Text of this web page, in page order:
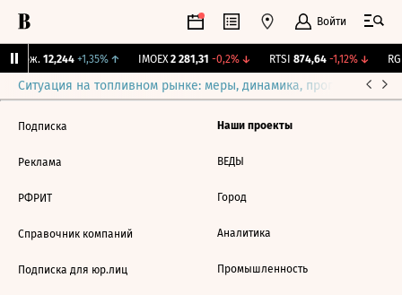
Войти
Бирж. 12,244 +1,35%↑ IMOEX 2 281,31 -0,2%↓ RTSI 874,64 -1,12%↓
Ситуация на топливном рынке: меры, динамика, прогнозы
Подписка
Реклама
РФРИТ
Справочник компаний
Подписка для юр.лиц
Наши проекты
ВЕДЫ
Город
Аналитика
Промышленность